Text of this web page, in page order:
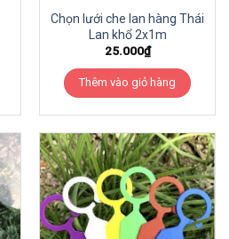
Chọn lưới che lan hàng Thái
Lan khổ 2x1m
25.000₫
Thêm vào giỏ hàng